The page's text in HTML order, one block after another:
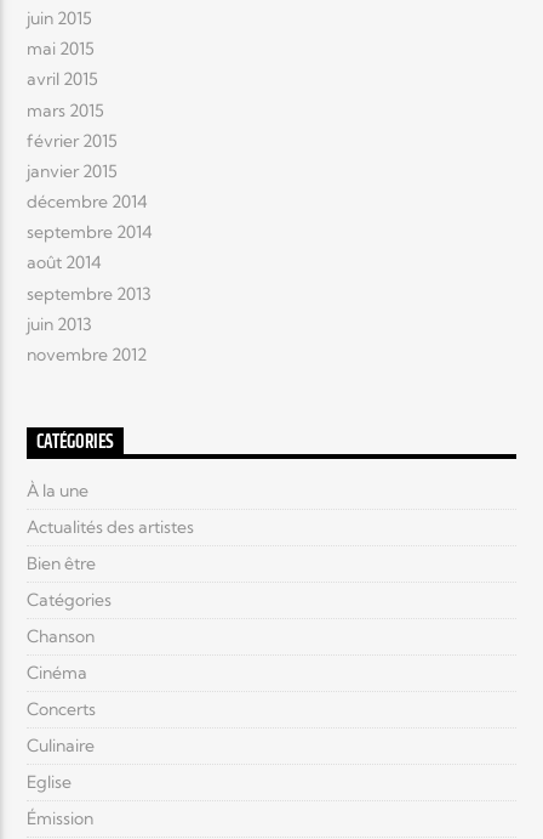
juin 2015
mai 2015
avril 2015
mars 2015
février 2015
janvier 2015
décembre 2014
septembre 2014
août 2014
septembre 2013
juin 2013
novembre 2012
CATÉGORIES
À la une
Actualités des artistes
Bien être
Catégories
Chanson
Cinéma
Concerts
Culinaire
Eglise
Émission